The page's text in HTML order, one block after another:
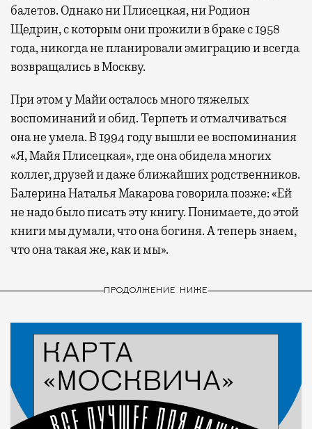
балетов. Однако ни Плисецкая, ни Родион
Щедрин, с которым они прожили в браке с 1958
года, никогда не планировали эмиграцию и всегда
возвращались в Москву.
При этом у Майи осталось много тяжелых
воспоминаний и обид. Терпеть и отмалчиваться
она не умела. В 1994 году вышли ее воспоминания
«Я, Майя Плисецкая», где она обидела многих
коллег, друзей и даже ближайших родственников.
Балерина Наталья Макарова говорила позже: «Ей
не надо было писать эту книгу. Понимаете, до этой
книги мы думали, что она богиня. А теперь знаем,
что она такая же, как и мы».
ПРОДОЛЖЕНИЕ НИЖЕ